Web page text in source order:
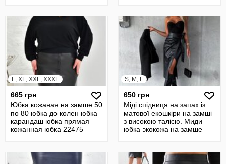
L, XL, XXL, XXXL
665 грн
Юбка кожаная на замше 50
по 80 юбка до колен юбка
карандаш юбка прямая
кожанная юбка 22475
S, M, L
650 грн
Міді спідниця на запах із
матової екошкіри на замші
з високою талією. Миди
юбка экокожа на замше